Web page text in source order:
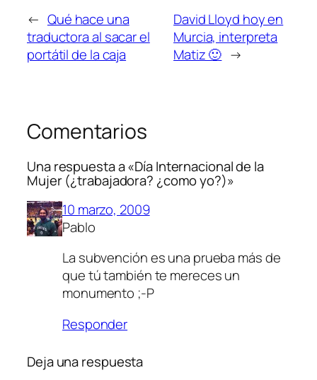
← Qué hace una
traductora al sacar el
portátil de la caja
David Lloyd hoy en
Murcia, interpreta
Matiz 🙂 →
Comentarios
Una respuesta a «Día Internacional de la
Mujer (¿trabajadora? ¿como yo?)»
10 marzo, 2009
Pablo
La subvención es una prueba más de
que tú también te mereces un
monumento ;-P
Responder
Deja una respuesta